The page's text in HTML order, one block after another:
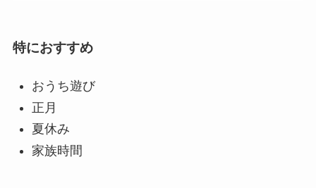
特におすすめ
おうち遊び
正月
夏休み
家族時間